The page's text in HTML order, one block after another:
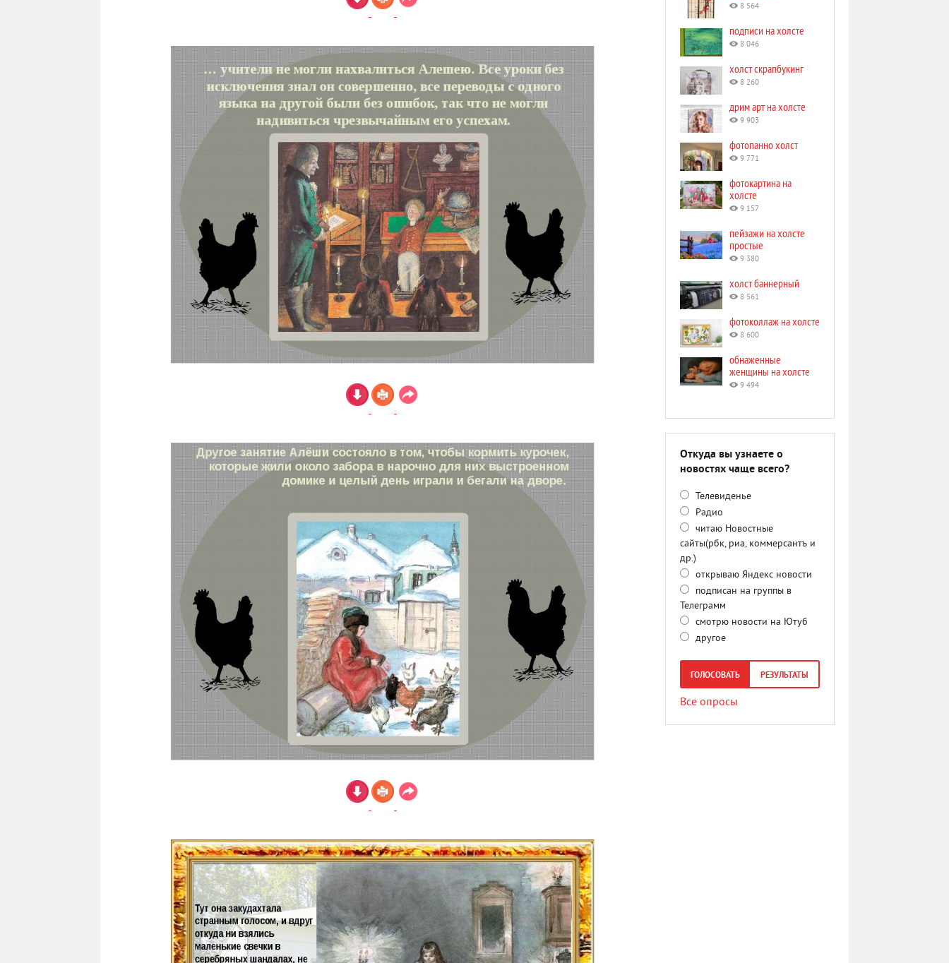
8 564
подписи на холсте
8 046
холст скрапбукинг
8 260
дрим арт на холсте
9 903
фотопанно холст
9 771
фотокартина на
холсте
9 157
пейзажи на холсте
простые
9 380
холст баннерный
8 561
фотоколлаж на холсте
8 600
обнаженные
женщины на холсте
9 494
Откуда вы узнаете о
новостях чаще всего?
Телевиденье
Радио
читаю Новостные
сайты(рбк, риа, коммерсантъ и
др.)
открываю Яндекс новости
подписан на группы в
Телеграмм
смотрю новости на Ютуб
другое
ГОЛОСОВАТЬ РЕЗУЛЬТАТЫ
Все опросы